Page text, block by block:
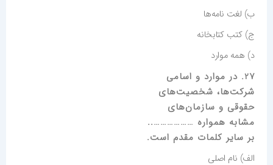
ب) لغت نامه‌ها
ج) کتب کتابخانه
د) همه موارد
27. در موارد و اسامی
شرکت‌ها، شخصیت‌های
حقوقی و سازمان‌های
مشابه همواره ………………..
بر سایر کلمات مقدم است.
الف) نام اصلی